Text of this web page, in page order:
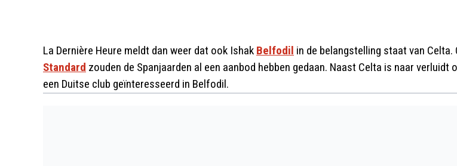
La Dernière Heure meldt dan weer dat ook Ishak Belfodil in de belangstelling staat van Celta.
Standard zouden de Spanjaarden al een aanbod hebben gedaan. Naast Celta is naar verluidt
een Duitse club geïnteresseerd in Belfodil.